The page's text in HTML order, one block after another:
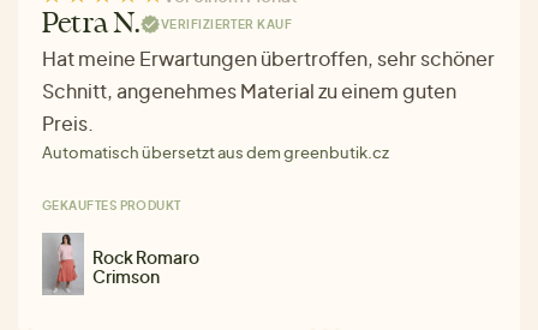
Petra N. VERIFIZIERTER KAUF
Hat meine Erwartungen übertroffen, sehr schöner
Schnitt, angenehmes Material zu einem guten
Preis.
Automatisch übersetzt aus dem greenbutik.cz
GEKAUFTES PRODUKT
Rock Romaro
Crimson